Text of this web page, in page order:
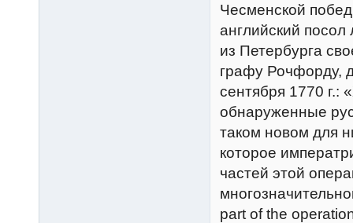
Чесменской
английский
из Петербурга
графу Рочфорду,
сентября 1770 г.:
обнаруженные
таком новом для
которое
частей этой
part of the